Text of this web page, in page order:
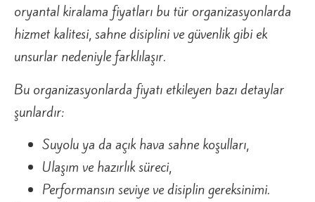
oryantal kiralama fiyatları bu tür organizasyonlarda
hizmet kalitesi, sahne disiplini ve güvenlik gibi ek
unsurlar nedeniyle farklılaşır.
Bu organizasyonlarda fiyatı etkileyen bazı detaylar
şunlardır:
Suyolu ya da açık hava sahne koşulları,
Ulaşım ve hazırlık süreci,
Performansın seviye ve disiplin gereksinimi.